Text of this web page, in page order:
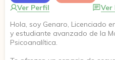
Ver Perfil
Ver
Hola, soy Genaro, Licenciado
y estudiante avanzado de la
Psicoanalítica.